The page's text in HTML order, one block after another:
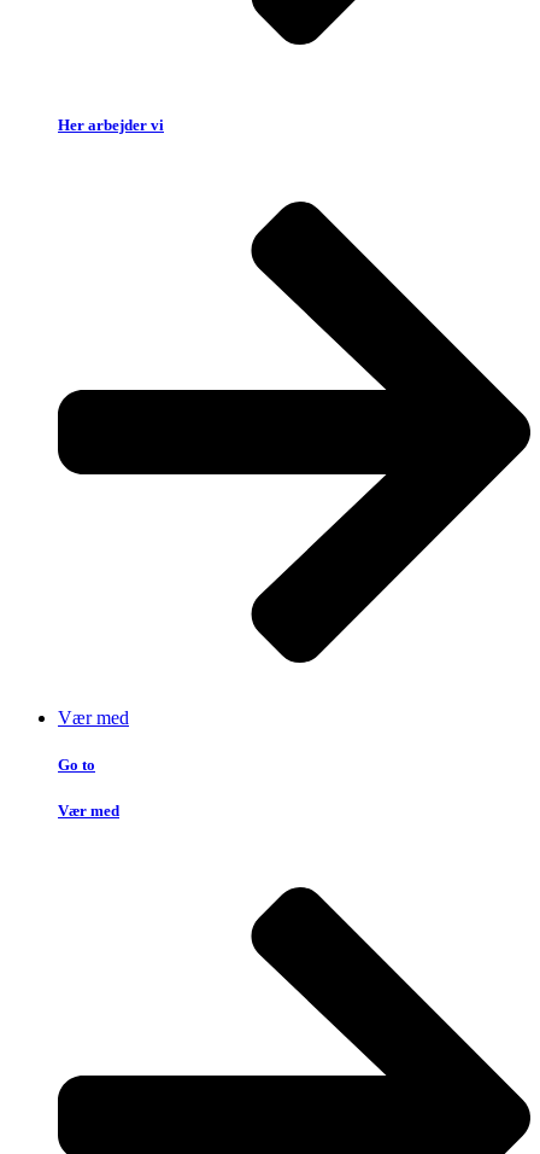
Her arbejder vi
Vær med
Go to
Vær med